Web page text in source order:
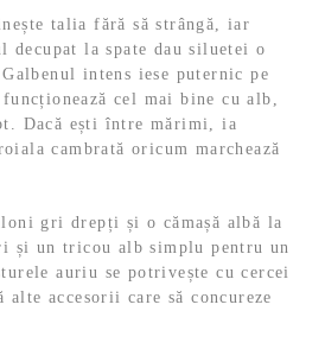
talia fără să strângă, iar
decupat la spate dau siluetei o
intens iese puternic pe
cel mai bine cu alb,
Dacă ești între mărimi, ia
cambrată oricum marchează
gri drepți și o cămașă albă la
și un tricou alb simplu pentru un
auriu se potrivește cu cercei
accesorii care să concureze